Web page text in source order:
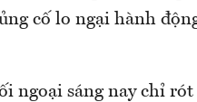
cố lo ngại hành
ngoại sáng nay chỉ